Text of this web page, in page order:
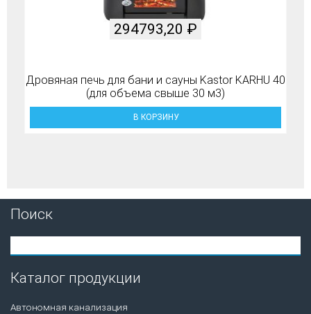
Дровяная печь для бани и сауны Kastor KARHU 40
(для объема свыше 30 м3)
294793,20 ₽
В КОРЗИНУ
Поиск
Каталог продукции
Автономная канализация